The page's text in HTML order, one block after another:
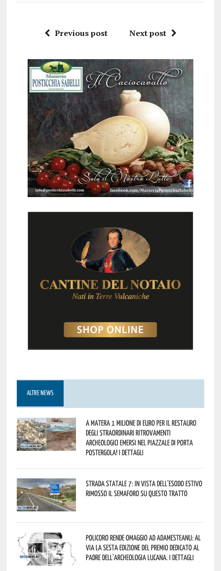
Previous post Next post
ALTRE NEWS
A Matera 1 milione di euro per il restauro
degli straordinari ritrovamenti
archeologici emersi nel piazzale di Porta
Postergola! I dettagli
Strada statale 7: in vista dell’esodo estivo
rimosso il semaforo su questo tratto
Policoro rende omaggio ad Adamesteanu: al
via la sesta edizione del Premio dedicato al
padre dell’archeologia lucana. I dettagli